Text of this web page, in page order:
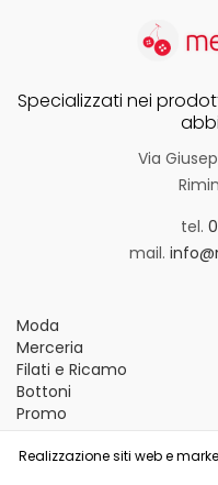
Specializzati nei
Via
tel.
mail.
Moda
Merceria
Filati e Ricamo
Bottoni
Promo
Realizzazione siti web e